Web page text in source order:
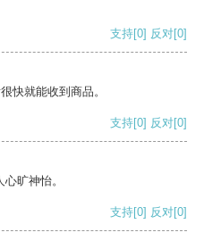
支持[0] 反对[0]
快就能收到商品。
支持[0] 反对[0]
旷神怡。
支持[0] 反对[0]